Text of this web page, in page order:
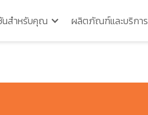
นสำหรับคุณ ผลิตภัณฑ์และบริการ